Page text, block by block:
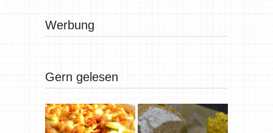
Werbung
Gern gelesen